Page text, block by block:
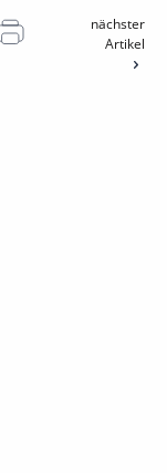
nächster
Artikel